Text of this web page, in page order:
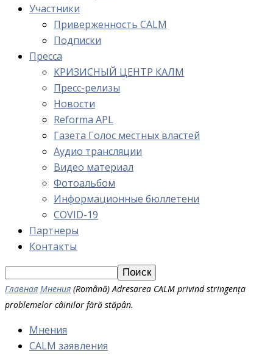
Участники
Приверженность CALM
Подписки
Пресса
КРИЗИСНЫЙ ЦЕНТР КАЛМ
Пресс-релизы
Новости
Reforma APL
Газета Голос местных властей
Аудио трансляции
Видео материал
Фотоальбом
Информационные бюллетени
COVID-19
Партнеры
Контакты
Главная Мнения (Română) Adresarea CALM privind stringența
problemelor câinilor fără stăpân.
Мнения
CALM заявления